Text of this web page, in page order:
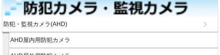
防犯・監視カメラ(AHD)
AHD屋内用防犯カメラ